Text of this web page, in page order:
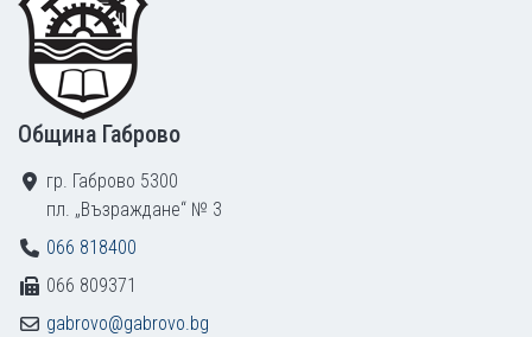
Община Габрово
гр. Габрово 5300
пл. „Възраждане“ № 3
066 818400
066 809371
gabrovo@gabrovo.bg